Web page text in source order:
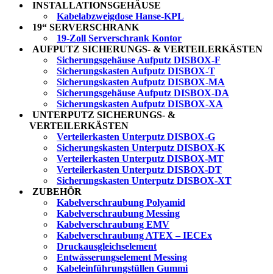
INSTALLATIONSGEHÄUSE
Kabelabzweigdose Hanse-KPL
19“ SERVERSCHRANK
19-Zoll Serverschrank Kontor
AUFPUTZ SICHERUNGS- & VERTEILERKÄSTEN
Sicherungsgehäuse Aufputz DISBOX-F
Sicherungskasten Aufputz DISBOX-T
Sicherungskasten Aufputz DISBOX-MA
Sicherungsgehäuse Aufputz DISBOX-DA
Sicherungskasten Aufputz DISBOX-XA
UNTERPUTZ SICHERUNGS- &
VERTEILERKÄSTEN
Verteilerkasten Unterputz DISBOX-G
Sicherungskasten Unterputz DISBOX-K
Verteilerkasten Unterputz DISBOX-MT
Verteilerkasten Unterputz DISBOX-DT
Sicherungskasten Unterputz DISBOX-XT
ZUBEHÖR
Kabelverschraubung Polyamid
Kabelverschraubung Messing
Kabelverschraubung EMV
Kabelverschraubung ATEX – IECEx
Druckausgleichselement
Entwässerungselement Messing
Kabeleinführungstüllen Gummi